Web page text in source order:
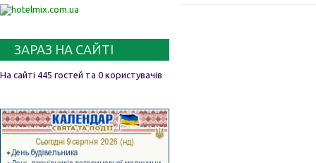
ЗАРАЗ НА САЙТІ
На сайті 445 гостей та 0 користувачів